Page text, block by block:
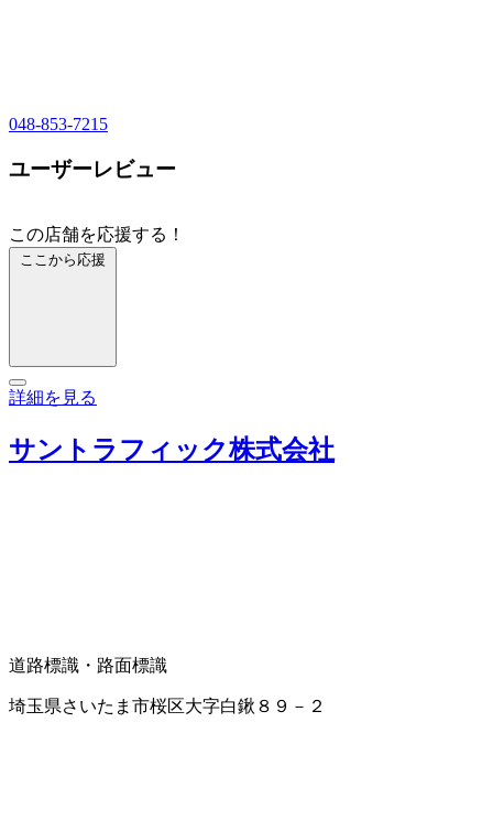
048-853-7215
ユーザーレビュー
この店舗を応援する！
ここから応援
詳細を見る
サントラフィック株式会社
道路標識・路面標識
埼玉県さいたま市桜区大字白鍬８９－２